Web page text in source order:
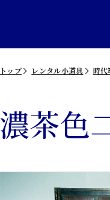
トップ レンタル小道具 時代
濃茶色